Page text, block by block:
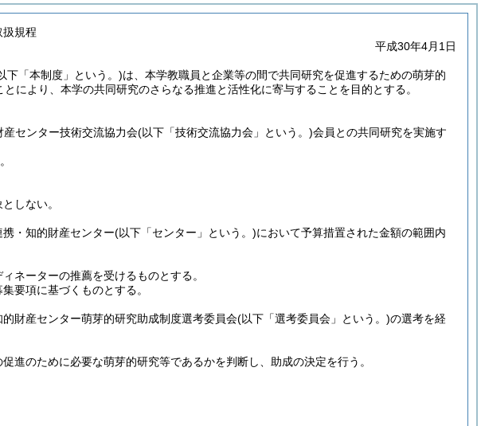
規程
平成30年4月1日
下「本制度」という。)は、本学教職員と企業等の間で共同研究を促進するための萌芽的
により、本学の共同研究のさらなる推進と活性化に寄与することを目的とする。
センター技術交流協力会(以下「技術交流協力会」という。)会員との共同研究を実施す
しない。
・知的財産センター(以下「センター」という。)において予算措置された金額の範囲内
ネーターの推薦を受けるものとする。
要項に基づくものとする。
財産センター萌芽的研究助成制度選考委員会(以下「選考委員会」という。)の選考を経
進のために必要な萌芽的研究等であるかを判断し、助成の決定を行う。